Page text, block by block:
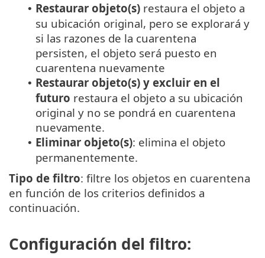
• Restaurar objeto(s) restaura el objeto a
su ubicación original, pero se explorará y
si las razones de la cuarentena
persisten, el objeto será puesto en
cuarentena nuevamente
• Restaurar objeto(s) y excluir en el
futuro restaura el objeto a su ubicación
original y no se pondrá en cuarentena
nuevamente.
• Eliminar objeto(s): elimina el objeto
permanentemente.
Tipo de filtro: filtre los objetos en cuarentena
en función de los criterios definidos a
continuación.
Configuración del filtro: